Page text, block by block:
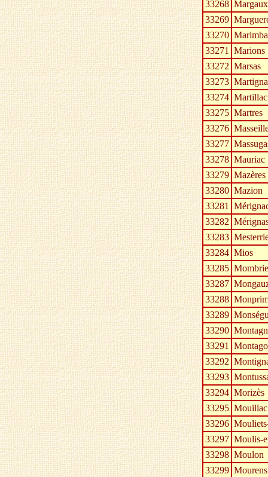
33268 Margaux
33269
33270
33271 Marions
33272 Marsas
33273
33274 Martillac
33275 Martres
33276
33277
33278 Mauriac
33279 Mazères
33280 Mazion
33281
33282
33283
33284 Mios
33285
33287
33288
33289
33290
33291
33292
33293
33294 Morizès
33295 Mouillac
33296
33297 Moulis-
33298 Moulon
33299 Mourens